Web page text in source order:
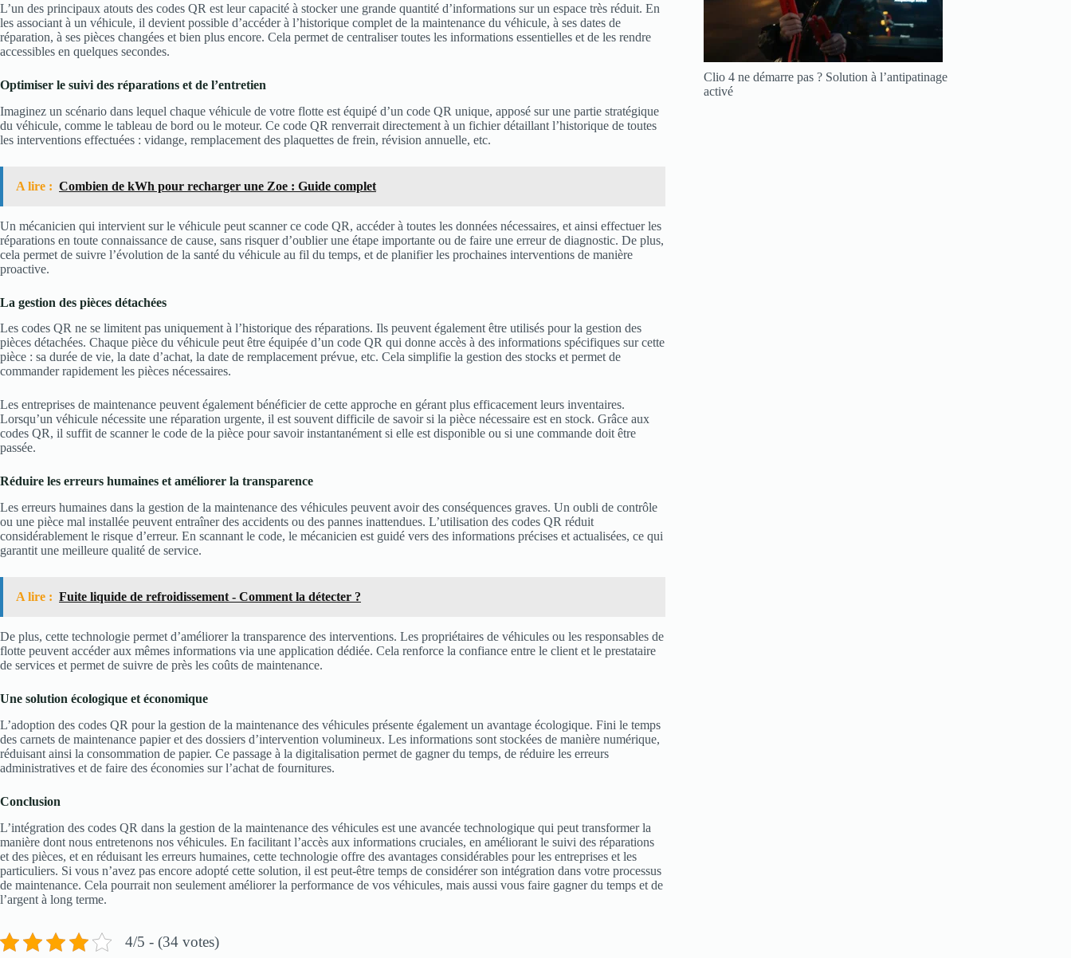
L’un des principaux atouts des codes QR est leur capacité à stocker une grande quantité d’informations sur un espace très réduit. En
les associant à un véhicule, il devient possible d’accéder à l’historique complet de la maintenance du véhicule, à ses dates de
réparation, à ses pièces changées et bien plus encore. Cela permet de centraliser toutes les informations essentielles et de les rendre
accessibles en quelques secondes.
Optimiser le suivi des réparations et de l’entretien
Imaginez un scénario dans lequel chaque véhicule de votre flotte est équipé d’un code QR unique, apposé sur une partie stratégique
du véhicule, comme le tableau de bord ou le moteur. Ce code QR renverrait directement à un fichier détaillant l’historique de toutes
les interventions effectuées : vidange, remplacement des plaquettes de frein, révision annuelle, etc.
A lire : Combien de kWh pour recharger une Zoe : Guide complet
Un mécanicien qui intervient sur le véhicule peut scanner ce code QR, accéder à toutes les données nécessaires, et ainsi effectuer les
réparations en toute connaissance de cause, sans risquer d’oublier une étape importante ou de faire une erreur de diagnostic. De plus,
cela permet de suivre l’évolution de la santé du véhicule au fil du temps, et de planifier les prochaines interventions de manière
proactive.
La gestion des pièces détachées
Les codes QR ne se limitent pas uniquement à l’historique des réparations. Ils peuvent également être utilisés pour la gestion des
pièces détachées. Chaque pièce du véhicule peut être équipée d’un code QR qui donne accès à des informations spécifiques sur cette
pièce : sa durée de vie, la date d’achat, la date de remplacement prévue, etc. Cela simplifie la gestion des stocks et permet de
commander rapidement les pièces nécessaires.
Les entreprises de maintenance peuvent également bénéficier de cette approche en gérant plus efficacement leurs inventaires.
Lorsqu’un véhicule nécessite une réparation urgente, il est souvent difficile de savoir si la pièce nécessaire est en stock. Grâce aux
codes QR, il suffit de scanner le code de la pièce pour savoir instantanément si elle est disponible ou si une commande doit être
passée.
Réduire les erreurs humaines et améliorer la transparence
Les erreurs humaines dans la gestion de la maintenance des véhicules peuvent avoir des conséquences graves. Un oubli de contrôle
ou une pièce mal installée peuvent entraîner des accidents ou des pannes inattendues. L’utilisation des codes QR réduit
considérablement le risque d’erreur. En scannant le code, le mécanicien est guidé vers des informations précises et actualisées, ce qui
garantit une meilleure qualité de service.
A lire : Fuite liquide de refroidissement - Comment la détecter ?
De plus, cette technologie permet d’améliorer la transparence des interventions. Les propriétaires de véhicules ou les responsables de
flotte peuvent accéder aux mêmes informations via une application dédiée. Cela renforce la confiance entre le client et le prestataire
de services et permet de suivre de près les coûts de maintenance.
Une solution écologique et économique
L’adoption des codes QR pour la gestion de la maintenance des véhicules présente également un avantage écologique. Fini le temps
des carnets de maintenance papier et des dossiers d’intervention volumineux. Les informations sont stockées de manière numérique,
réduisant ainsi la consommation de papier. Ce passage à la digitalisation permet de gagner du temps, de réduire les erreurs
administratives et de faire des économies sur l’achat de fournitures.
Conclusion
L’intégration des codes QR dans la gestion de la maintenance des véhicules est une avancée technologique qui peut transformer la
manière dont nous entretenons nos véhicules. En facilitant l’accès aux informations cruciales, en améliorant le suivi des réparations
et des pièces, et en réduisant les erreurs humaines, cette technologie offre des avantages considérables pour les entreprises et les
particuliers. Si vous n’avez pas encore adopté cette solution, il est peut-être temps de considérer son intégration dans votre processus
de maintenance. Cela pourrait non seulement améliorer la performance de vos véhicules, mais aussi vous faire gagner du temps et de
l’argent à long terme.
4/5 - (34 votes)
Clio 4 ne démarre pas ? Solution à l’antipatinage
activé